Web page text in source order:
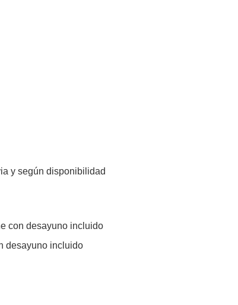
y según disponibilidad
con desayuno incluido
desayuno incluido